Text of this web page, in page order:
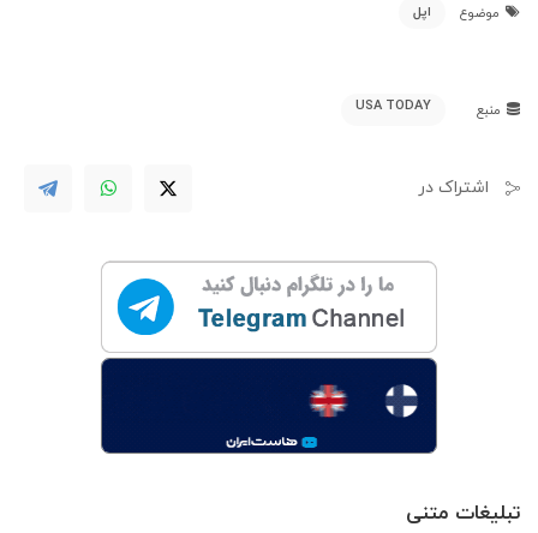
موضوع اپل
منبع USA TODAY
اشتراک در
تبلیغات متنی